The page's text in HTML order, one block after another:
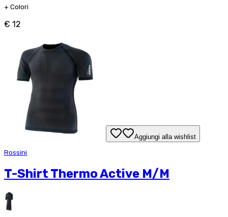
+ Colori
€ 12
Aggiungi alla wishlist
Rossini
T-Shirt Thermo Active M/M